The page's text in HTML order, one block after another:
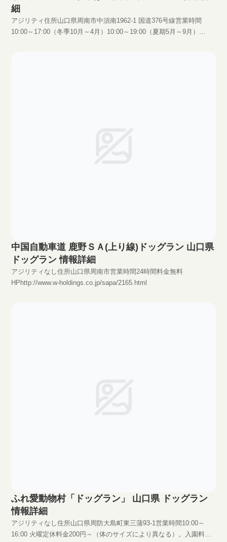
細
アジリティ住所山口県周南市中須南1962-1 国道376号線営業時間
10:00～17:00（冬季10月～4月）10:00～19:00（夏期5月～9月）
中国自動車道 鹿野ＳＡ(上り線)ドッグラン 山口県
ドッグラン 情報詳細
アジリティなし住所山口県周南市営業時間24時間料金無料
HPhttp://www.w-holdings.co.jp/sapa/2165.html
ふれ愛動物村「ドッグラン」 山口県 ドッグラン
情報詳細
アジリティなし住所山口県周防大島町東三蒲93-1営業時間10:00～
16:00 火曜定休料金200円～（体のサイズにより異なる）。入園料は